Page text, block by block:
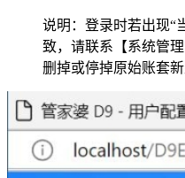
说明：登录时若出现“
致，请联系【系统管
删掉或停掉原始账套新